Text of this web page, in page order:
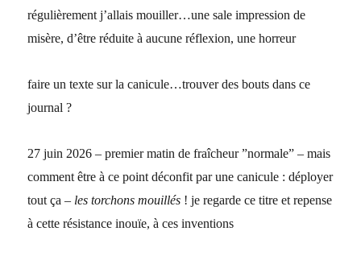
régulièrement j’allais mouiller…une sale impression de
misère, d’être réduite à aucune réflexion, une horreur
faire un texte sur la canicule…trouver des bouts dans ce
journal ?
27 juin 2026 – premier matin de fraîcheur ”normale” – mais
comment être à ce point déconfit par une canicule : déployer
tout ça – les torchons mouillés ! je regarde ce titre et repense
à cette résistance inouïe, à ces inventions